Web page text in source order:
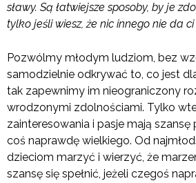
sławy. Są łatwiejsze sposoby, by je
tylko jeśli wiesz, że nic innego nie da
Pozwólmy młodym ludziom, bez
samodzielnie odkrywać to, co jest
tak zapewnimy im nieograniczony
wrodzonymi zdolnościami. Tylko
zainteresowania i pasje mają szansę
coś naprawdę wielkiego. Od
dzieciom marzyć i wierzyć, że
szansę się spełnić, jeżeli czegoś